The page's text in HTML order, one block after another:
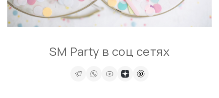
SM Party в соц сетях